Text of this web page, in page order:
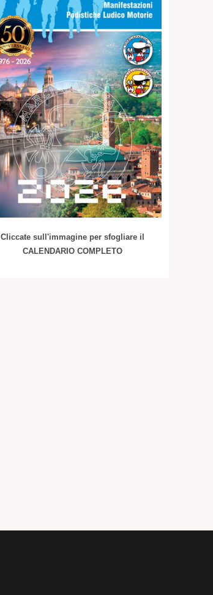
Cliccate sull'immagine per sfogliare il
CALENDARIO COMPLETO